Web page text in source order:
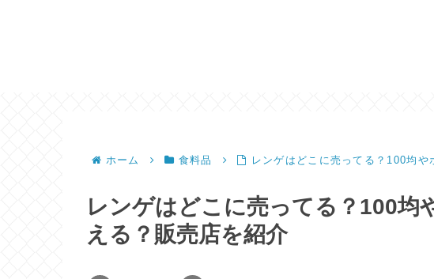
ホーム 食料品 レンゲはどこに売ってる？100均
レンゲはどこに売ってる？100均
える？販売店を紹介